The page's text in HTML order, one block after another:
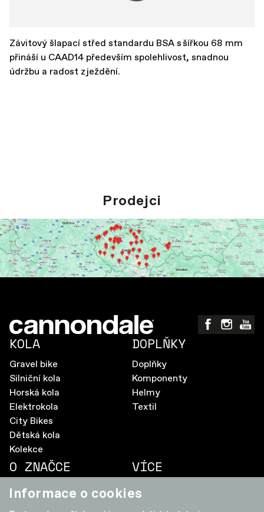
Závitový šlapací střed standardu BSA s šířkou 68 mm
přináší u CAAD14 především spolehlivost, snadnou
údržbu a radost z ježdění.
Prodejci
KOLA
Gravel bike
Silniční kola
Horská kola
Elektrokola
City Bikes
Dětská kola
Kolekce
DOPLŇKY
Doplňky
Komponenty
Helmy
Textil
O ZNAČCE
Aktualizace firmware
SmartSense
VÍCE
Ochrana osobních údajů
Informace o cookies